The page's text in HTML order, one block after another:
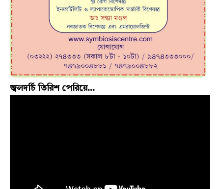
জ্বলদর্চি তিরিশ পেরিয়ে...